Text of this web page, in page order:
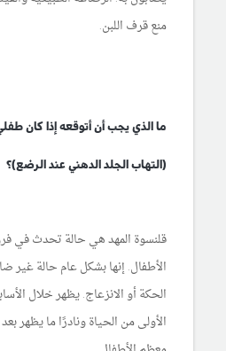
منع قرف اللبن.
ما الذي يجب أن أتوقعه إذا كان
(التهاب الجلد الدهني عند الرضع)؟
قلنسوة المهد هي حالة تحدث في
الأطفال. إنها بشكل عام حالة غير
الحكة أو الانزعاج. يظهر خلال